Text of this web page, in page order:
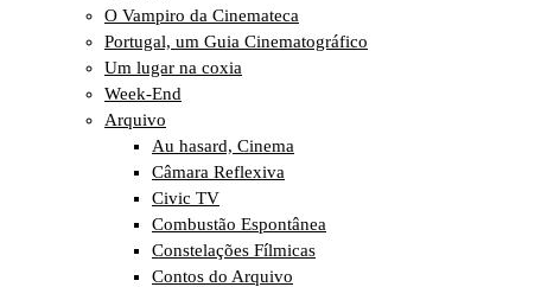
O Vampiro da Cinemateca
Portugal, um Guia Cinematográfico
Um lugar na coxia
Week-End
Arquivo
Au hasard, Cinema
Câmara Reflexiva
Civic TV
Combustão Espontânea
Constelações Fílmicas
Contos do Arquivo